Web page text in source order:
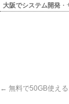
大阪でシステム開発
← 無料で50GB使え